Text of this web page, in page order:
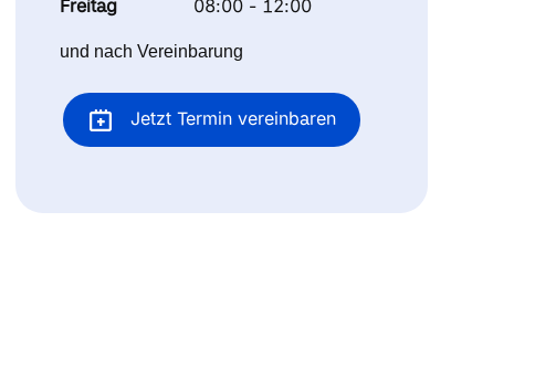
Freitag
08:00 - 12:00
und nach Vereinbarung
Jetzt Termin vereinbaren